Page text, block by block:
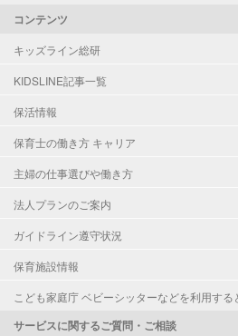
コンテンツ
キッズライン総研
KIDSLINE記事一覧
保活情報
保育士の働き方 キャリア
主婦の仕事選びや働き方
法人プランのご案内
ガイドライン遵守状況
保育施設情報
こども家庭庁 ベビーシッターなどを利用する
サービスに関するご質問・ご相談